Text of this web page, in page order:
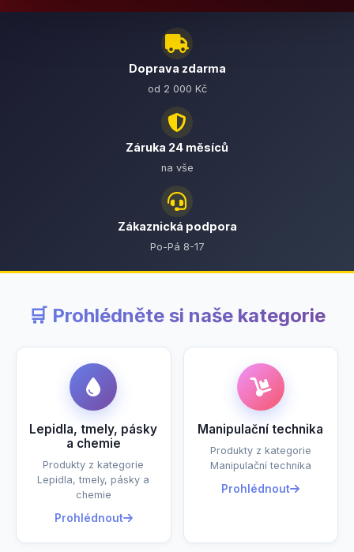
Doprava zdarma
od 2 000 Kč
Záruka 24 měsíců
na vše
Zákaznická podpora
Po-Pá 8-17
🛒 Prohlédněte si naše kategorie
Lepidla, tmely, pásky
a chemie
Produkty z kategorie
Lepidla, tmely, pásky a
chemie
Prohlédnout
Manipulační technika
Produkty z kategorie
Manipulační technika
Prohlédnout